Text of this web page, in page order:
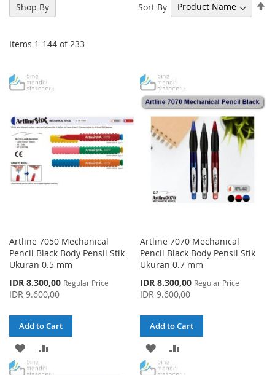
Items 1-144 of 233
Sort By
Artline 7050 Mechanical
Pencil Black Body Pensil Stik
Ukuran 0.5 mm
Special
Price
IDR 8.300,00 Regular Price
IDR 9.600,00
Add to Cart
ADD
TO
Artline 7070 Mechanical
Pencil Black Body Pensil Stik
Ukuran 0.7 mm
Special
Price
IDR 8.300,00 Regular Price
IDR 9.600,00
Add to Cart
ADD
TO
Shop By